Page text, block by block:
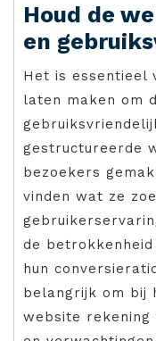
Houd de
en
Het is essentieel
laten maken om
gestructureerde
bezoekers
vinden wat ze
de
hun
belangrijk om bij
website rekening